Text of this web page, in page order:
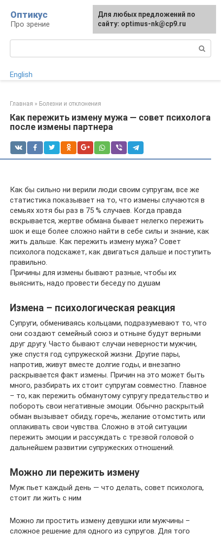
контенту
Оптикус
Про зрение
English
Главная » Болезни и отклонения
Как пережить измену мужа — совет психолога
после измены партнера
Как бы сильно ни верили люди своим супругам, все же
статистика показывает на то, что измены случаются в
семьях хотя бы раз в 75 % случаев. Когда правда
вскрывается, жертве обмана бывает нелегко пережить
шок и еще более сложно найти в себе силы и знание, как
жить дальше. Как пережить измену мужа? Совет
психолога подскажет, как двигаться дальше и поступить
правильно.
Причины для измены бывают разные, чтобы их
выяснить, надо провести беседу по душам
Измена – психологическая реакция
Супруги, обмениваясь кольцами, подразумевают то, что
они создают семейный союз и отныне будут верными
друг другу. Часто бывают случаи неверности мужчин,
уже спустя год супружеской жизни. Другие пары,
напротив, живут вместе долгие годы, и внезапно
раскрывается факт измены. Причин на это может быть
много, разбирать их стоит супругам совместно. Главное
– то, как пережить обманутому супругу предательство и
побороть свои негативные эмоции. Обычно раскрытый
обман вызывает обиду, горечь, желание отомстить или
оплакивать свои чувства. Сложно в этой ситуации
пережить эмоции и рассуждать с трезвой головой о
дальнейшем развитии супружеских отношений.
Можно ли пережить измену
Муж пьет каждый день — что делать, совет психолога,
стоит ли жить с ним
Можно ли простить измену девушки или мужчины –
сложное решение для одного из супругов. Для того
Для любых предложений по
сайту: optimus-nk@cp9.ru